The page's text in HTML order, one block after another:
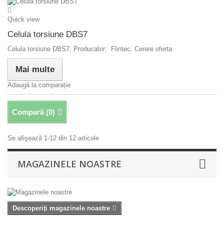
Quick view
Celula torsiune DBS7
Celula torsiune DBS7. Producator: Flintec. Cerere oferta
Mai multe
Adaugă la comparație
Compară (0)
Se afişează 1-12 din 12 articole
MAGAZINELE NOASTRE
Descoperiți magazinele noastre